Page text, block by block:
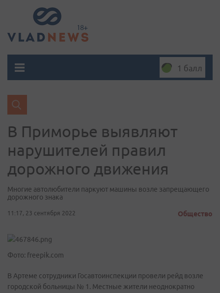
1 балл
В Приморье выявляют
нарушителей правил
дорожного движения
Многие автолюбители паркуют машины возле запрещающего
дорожного знака
11:17, 23 сентября 2022 Общество
Фото: freepik.com
В Артеме сотрудники Госавтоинспекции провели рейд возле
городской больницы № 1. Местные жители неоднократно